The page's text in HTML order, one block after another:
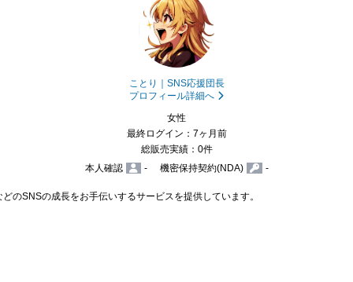
ことり｜SNS応援団長
プロフィール詳細へ
女性
最終ログイン：7ヶ月前
総販売実績：0件
本人確認
- 機密保持契約(NDA) -
のSNSの成長をお手伝いするサービスを提供しています。